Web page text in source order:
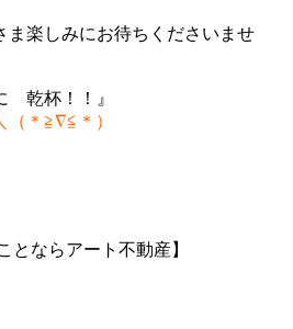
ま楽しみにお待ちくださいませ
乾杯！！』
（＊≧∇≦＊）
とならアート不動産】